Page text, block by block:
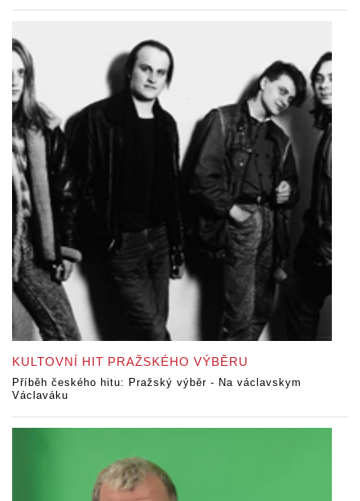
KULTOVNÍ HIT PRAŽSKÉHO VÝBĚRU
Příběh českého hitu: Pražský výběr - Na václavskym
Václaváku